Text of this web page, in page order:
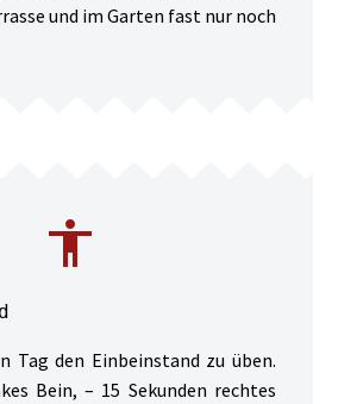
und im Garten fast nur noch


Tag den Einbeinstand zu üben.
Bein, – 15 Sekunden rechtes